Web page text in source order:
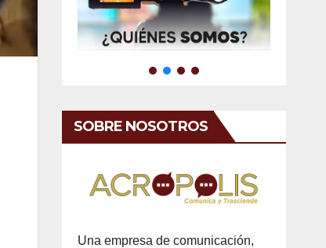
SOBRE NOSOTROS
Una empresa de comunicación,